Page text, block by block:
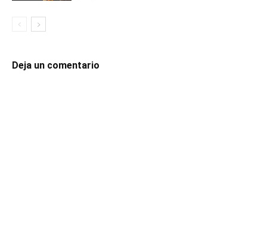
Deja un comentario